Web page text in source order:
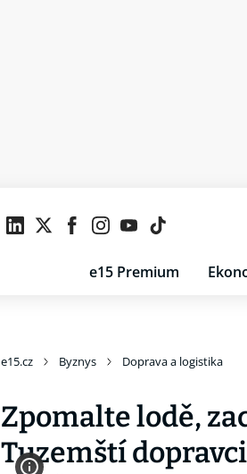
e15 Premium
e15.cz Byznys Doprava a logistika
Zpomalte lodě,
Tuzemští